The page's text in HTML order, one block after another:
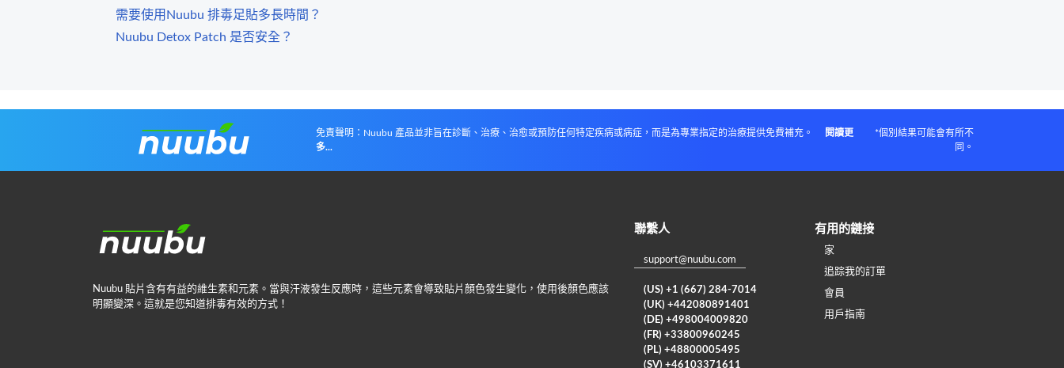
需要使用Nuubu 排毒足貼多長時間？
Nuubu Detox Patch 是否安全？
免責聲明：Nuubu 產品並非旨在診斷、治療、治愈或預防任何特定疾病或病症，而是為專業指定的治療提供免費補充。
閱讀更
多...
*個別結果可能會有所不
同。
Nuubu 貼片含有有益的維生素和元素。當與汗液發生反應時，這些元素會導致貼片顏色發生變化，使用後顏色應該
明顯變深。這就是您知道排毒有效的方式！
聯繫人
support@nuubu.com
(US) +1 (667) 284-7014
(UK) +442080891401
(DE) +498004009820
(FR) +33800960245
(PL) +48800005495
(SV) +46103371611
有用的鏈接
家
追踪我的訂單
會員
用戶指南